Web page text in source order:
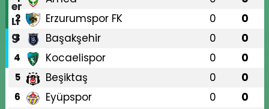
2 Erzurumspor FK 0 0
3 Başakşehir 0 0
4 Kocaelispor 0 0
5 Beşiktaş 0 0
6 Eyüpspor 0 0